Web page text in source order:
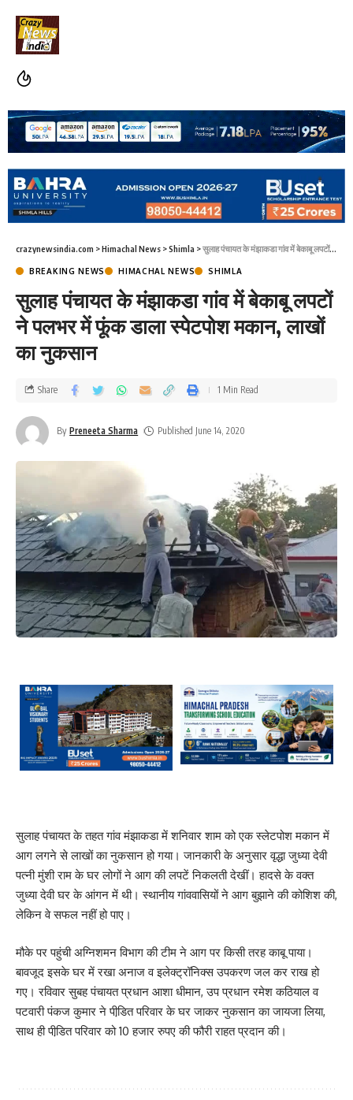
crazynewsindia.com >Himachal News >Shimla >सुलाह पंचायत के मंझाकडा गांव में बेकाबू लपटों ने पलभर में फूंक डाला स्पेटपोश मकान, लाखों का नुकसान
BREAKING NEWS HIMACHAL NEWS SHIMLA
सुलाह पंचायत के मंझाकडा गांव में बेकाबू लपटों
ने पलभर में फूंक डाला स्पेटपोश मकान, लाखों
का नुकसान
By Preneeta Sharma Published June 14, 2020
Share 1 Min Read
सुलाह पंचायत के तहत गांव मंझाकडा में शनिवार शाम को एक स्लेटपोश मकान में
आग लगने से लाखों का नुकसान हो गया। जानकारी के अनुसार वृद्धा जुध्या देवी
पत्नी मुंशी राम के घर लोगों ने आग की लपटें निकलती देखीं। हादसे के वक्त
जुध्या देवी घर के आंगन में थी। स्थानीय गांववासियों ने आग बुझाने की कोशिश की,
लेकिन वे सफल नहीं हो पाए।
मौके पर पहुंची अग्निशमन विभाग की टीम ने आग पर किसी तरह काबू पाया।
बावजूद इसके घर में रखा अनाज व इलेक्ट्रॉनिक्स उपकरण जल कर राख हो
गए। रविवार सुबह पंचायत प्रधान आशा धीमान, उप प्रधान रमेश कठियाल व
पटवारी पंकज कुमार ने पीडि़त परिवार के घर जाकर नुकसान का जायजा लिया,
साथ ही पीडि़त परिवार को 10 हजार रुपए की फौरी राहत प्रदान की।